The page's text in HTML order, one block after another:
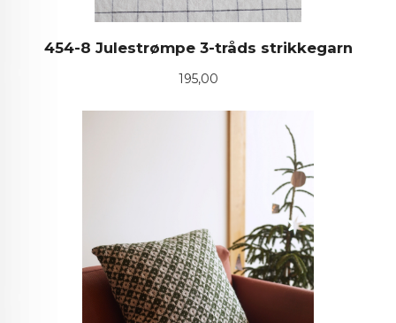
454-8 Julestrømpe 3-tråds strikkegarn
Pris
195,00